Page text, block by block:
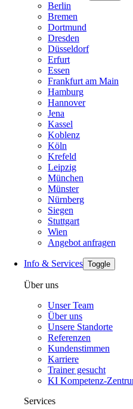
Berlin
Bremen
Dortmund
Dresden
Düsseldorf
Erfurt
Essen
Frankfurt am Main
Hamburg
Hannover
Jena
Kassel
Koblenz
Köln
Krefeld
Leipzig
München
Münster
Nürnberg
Siegen
Stuttgart
Wien
Angebot anfragen
Info & Services Toggle
Über uns
Unser Team
Über uns
Unsere Standorte
Referenzen
Kundenstimmen
Karriere
Trainer gesucht
KI Kompetenz-
Services